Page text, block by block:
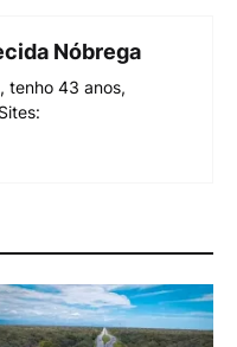
Nóbrega
tenho 43 anos,